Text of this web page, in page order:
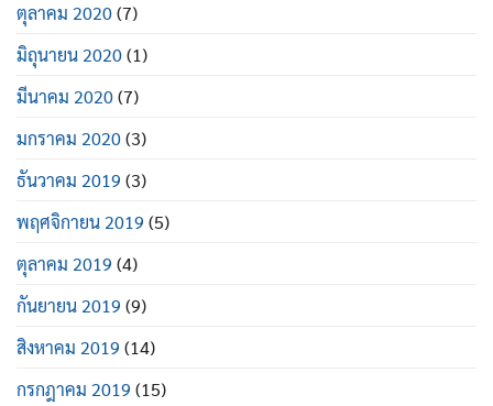
ตุลาคม 2020(7)
มิถุนายน 2020(1)
มีนาคม 2020(7)
มกราคม 2020(3)
ธันวาคม 2019 (3)
พฤศจิกายน 2019 (5)
ตุลาคม 2019 (4)
กันยายน 2019 (9)
สิงหาคม 2019 (14)
กรกฎาคม 2019 (15)